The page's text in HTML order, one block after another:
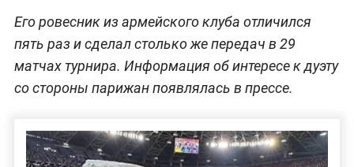
Его ровесник из армейского клуба отличился
пять раз и сделал столько же передач в 29
матчах турнира. Информация об интересе к дуэту
со стороны парижан появлялась в прессе.